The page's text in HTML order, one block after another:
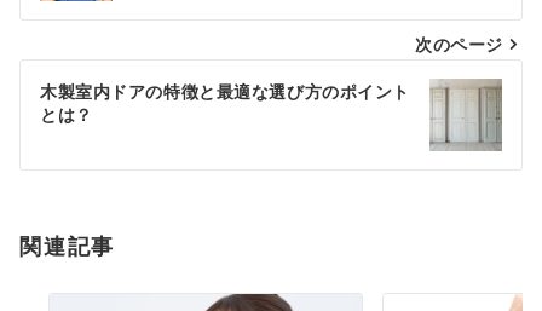
ナ
ビ
ゲ
シ
ン
次のページ
木製室内ドアの特徴と最適な選び方のポイント
とは？
関連記事